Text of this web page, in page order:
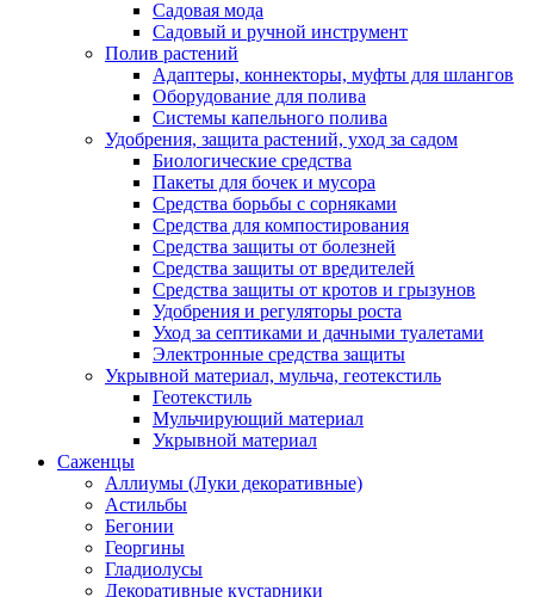
Садовая мода
Садовый и ручной инструмент
Полив растений
Адаптеры, коннекторы, муфты для шлангов
Оборудование для полива
Системы капельного полива
Удобрения, защита растений, уход за садом
Биологические средства
Пакеты для бочек и мусора
Средства борьбы с сорняками
Средства для компостирования
Средства защиты от болезней
Средства защиты от вредителей
Средства защиты от кротов и грызунов
Удобрения и регуляторы роста
Уход за септиками и дачными туалетами
Электронные средства защиты
Укрывной материал, мульча, геотекстиль
Геотекстиль
Мульчирующий материал
Укрывной материал
Саженцы
Аллиумы (Луки декоративные)
Астильбы
Бегонии
Георгины
Гладиолусы
Декоративные кустарники